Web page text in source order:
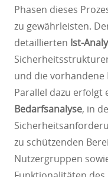
Phasen dieses
zu gewährleisten.
detaillierten Ist-
und die
Parallel dazu erfolgt
Bedarfsanalyse, in
zu schützenden
Nutzergruppen